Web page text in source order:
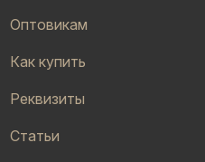
Оптовикам
Как купить
Реквизиты
Статьи